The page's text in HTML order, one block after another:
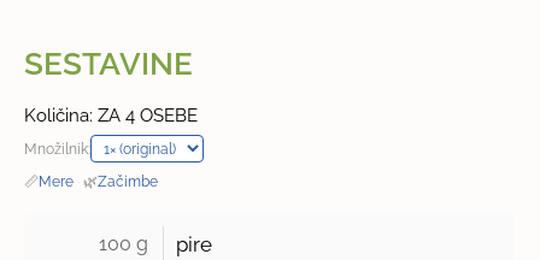
SESTAVINE
Količina: ZA 4 OSEBE
Množilnik:
📏Mere · 🌿Začimbe
100 g pire